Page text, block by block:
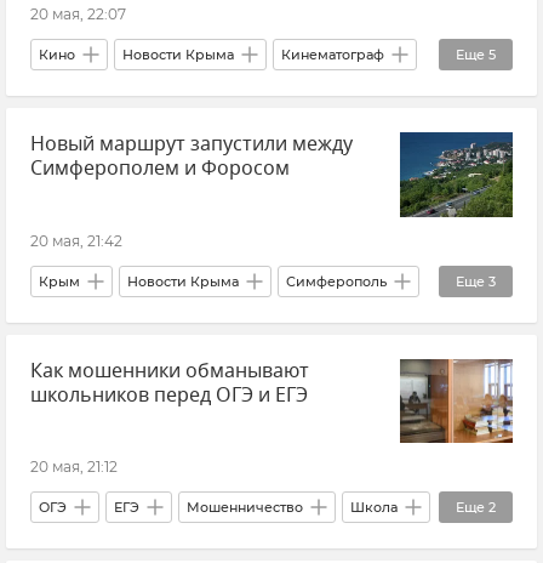
Владимир Путин (политик)
Россия
20 мая, 22:07
Еще 5
Кино Новости Крыма Кинематограф
Крым Искусство Судак Культура
Арт-кластер "Таврида"
Новый маршрут запустили между
Симферополем и Форосом
20 мая, 21:42
Еще 3
Крым Новости Крыма Симферополь
Форос Автобус Автобусное сообщение
Как мошенники обманывают
школьников перед ОГЭ и ЕГЭ
20 мая, 21:12
Еще 2
ОГЭ ЕГЭ Мошенничество Школа
Экзамены Мнения